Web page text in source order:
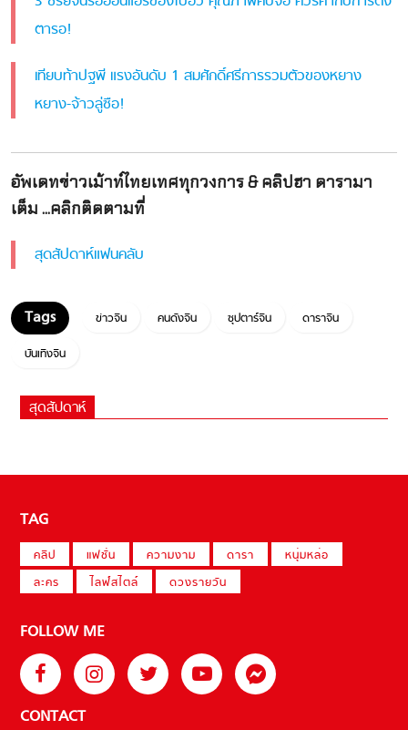
ตารอ!
เทียบท้าปฐพี แรงอันดับ 1 สมศักดิ์ศรีการรวมตัวของหยาง
หยาง-จ้าวลู่ซือ!
อัพเดทข่าวเม้าท์ไทยเทศทุกวงการ & คลิปฮา ดารามา
เต็ม ...คลิกติดตามที่
สุดสัปดาห์แฟนคลับ
ข่าวจีน คนดังจีน ซุปตาร์จีน
ดาราจีน
บันเทิงจีน
สุดสัปดาห์
TAG
คลิป แฟชั่น ความงาม ดารา
หนุ่มหล่อ
ละคร
ไลฟ์สไตล์ ดวงรายวัน
FOLLOW ME
CONTACT